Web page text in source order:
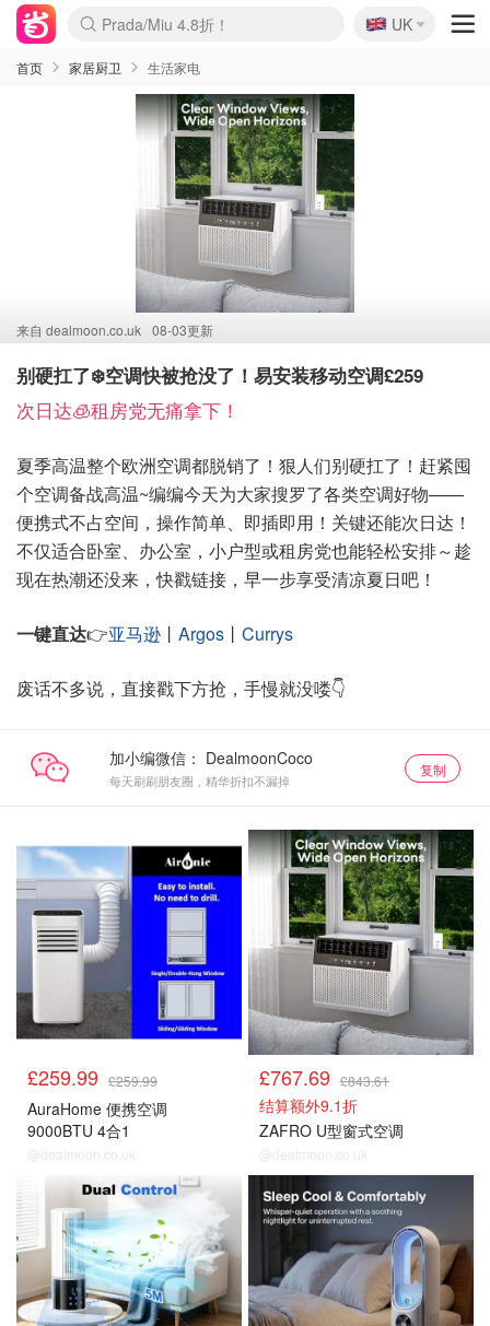
麦卢卡蜂蜜夏促！个位数！
Prada/Miu 4.8折！
啥？必胜客披萨5折！
🇬🇧
UK
首页 家居厨卫 生活家电
来自 dealmoon.co.uk 08-03更新
别硬扛了❄️空调快被抢没了！易安装移动空调£259
次日达🧊租房党无痛拿下！
夏季高温整个欧洲空调都脱销了！狠人们别硬扛了！赶紧囤
个空调备战高温~编编今天为大家搜罗了各类空调好物——
便携式不占空间，操作简单、即插即用！关键还能次日达！
不仅适合卧室、办公室，小户型或租房党也能轻松安排～趁
现在热潮还没来，快戳链接，早一步享受清凉夏日吧！
一键直达👉亚马逊 丨 Argos 丨 Currys
废话不多说，直接戳下方抢，手慢就没喽👇
加小编微信：
每天刷刷朋友圈，精华折扣不漏掉
复制
亚马逊
£259.99 £259.99
AuraHome 便携空调
9000BTU 4合1
@dealmoon.co.uk
亚马逊
£767.69 £843.61
结算额外9.1折
ZAFRO U型窗式空调
@dealmoon.co.uk
亚马逊